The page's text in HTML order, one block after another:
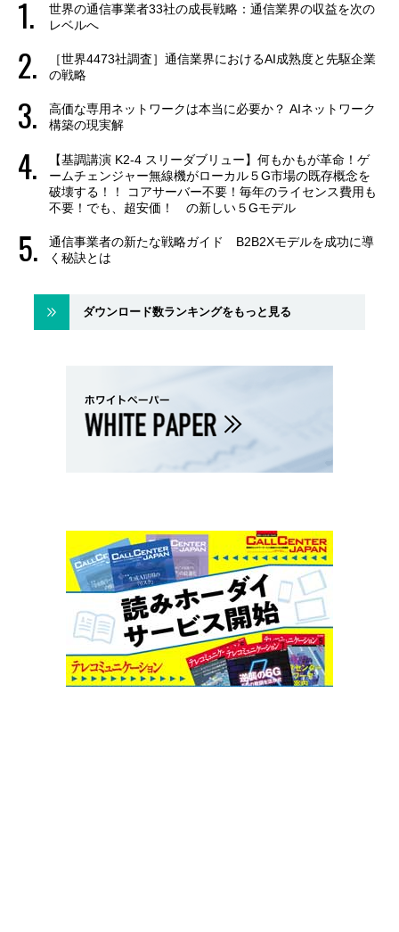
世界の通信事業者33社の成長戦略：通信業界の収益を次の
レベルへ
［世界4473社調査］通信業界におけるAI成熟度と先駆企業
の戦略
高価な専用ネットワークは本当に必要か？ AIネットワーク
構築の現実解
【基調講演 K2-4 スリーダブリュー】何もかもが革命！ゲ
ームチェンジャー無線機がローカル５G市場の既存概念を
破壊する！！ コアサーバー不要！毎年のライセンス費用も
不要！でも、超安価！ の新しい５Gモデル
通信事業者の新たな戦略ガイド B2B2Xモデルを成功に導
く秘訣とは
ダウンロード数ランキングをもっと見る